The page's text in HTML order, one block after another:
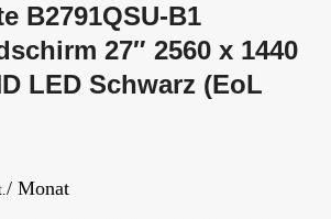
B2791QSU-B1
27″ 2560 x 1440
LED Schwarz (EoL
/ Monat